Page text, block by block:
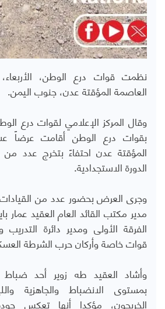
نظمت قوات درع الوطن،
العاصمة المؤقتة عدن، جنوب اليمن.
وقال المركز الإعلامي لقوات درع
بقوات درع الوطن أقامت عرضاً
المؤقتة عدن احتفاءً بتخرج عدد من
الدورة الاستجدادية.
وجرى العرض بحضور عدد من
مدير مكتب القائد العام العقيد
الفرقة الأولى ومدير دائرة التدريب
قوات خاصة وأركان حرب الشرطة
وأشاد العقيد طه زوير أحد
بمستوى الانضباط والجاهزية
الخريجون، مؤكدا أنها تعكس جودة